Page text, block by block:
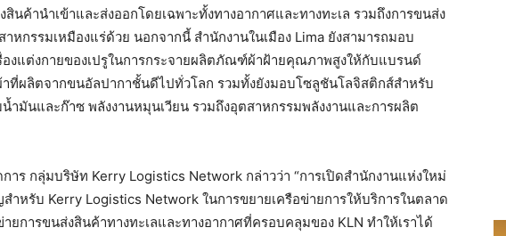
นค้านำเข้าและส่งออกโดยเฉพาะทั้งทางอากาศและทางทะเล รวมถึงการขนส่ง
กรรมเหมืองแร่ด้วย นอกจากนี้ สำนักงานในเมือง Lima ยังสามารถมอบ
งแต่งกายของเปรูในการกระจายผลิตภัณฑ์ผ้าฝ้ายคุณภาพสูงให้กับแบรนด์
าที่ผลิตจากขนอัลปากาชั้นดีไปทั่วโลก รวมทั้งยังมอบโซลูชันโลจิสติกส์สำหรับ
ำมันและก๊าซ พลังงานหมุนเวียน รวมถึงอุตสาหกรรมพลังงานและการผลิต
าร กลุ่มบริษัท Kerry Logistics Network กล่าวว่า “การเปิดสำนักงานแห่งใหม่
สำหรับ Kerry Logistics Network ในการขยายเครือข่ายการให้บริการในตลาด
ยการขนส่งสินค้าทางทะเลและทางอากาศที่ครอบคลุมของ KLN ทำให้เราได้